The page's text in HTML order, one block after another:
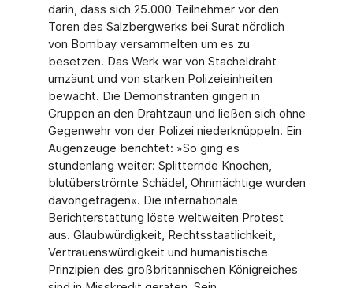
darin, dass sich 25.000 Teilnehmer vor den
Toren des Salzbergwerks bei Surat nördlich
von Bombay versammelten um es zu
besetzen. Das Werk war von Stacheldraht
umzäunt und von starken Polizeieinheiten
bewacht. Die Demonstran­ten gingen in
Gruppen an den Drahtzaun und ließen sich ohne
Gegenwehr von der Polizei niederknüppeln. Ein
Augenzeuge berichtet: »So ging es
stundenlang weiter: Splitternde Knochen,
blutüberströmte Schädel, Ohnmächtige wurden
davongetragen«. Die internatio­nale
Berichterstattung löste weltweiten Protest
aus. Glaubwürdigkeit, Rechtsstaatlichkeit,
Vertrauenswürdigkeit und humanistische
Prinzipien des großbritannischen Königreiches